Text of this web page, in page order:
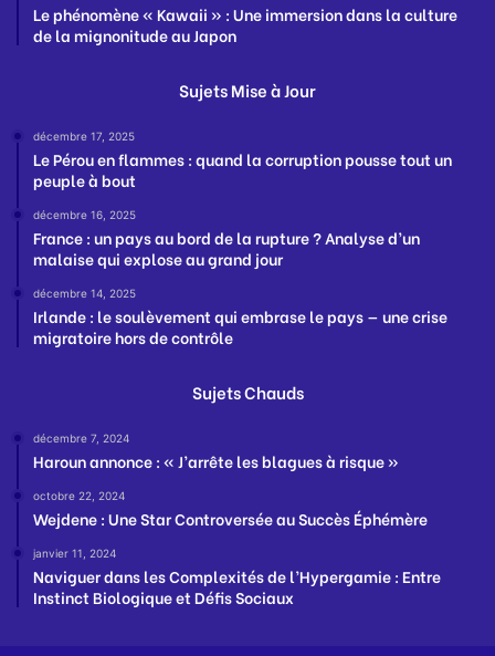
Le phénomène « Kawaii » : Une immersion dans la culture
de la mignonitude au Japon
Sujets Mise à Jour
décembre 17, 2025
Le Pérou en flammes : quand la corruption pousse tout un
peuple à bout
décembre 16, 2025
France : un pays au bord de la rupture ? Analyse d’un
malaise qui explose au grand jour
décembre 14, 2025
Irlande : le soulèvement qui embrase le pays — une crise
migratoire hors de contrôle
Sujets Chauds
décembre 7, 2024
Haroun annonce : « J’arrête les blagues à risque »
octobre 22, 2024
Wejdene : Une Star Controversée au Succès Éphémère
janvier 11, 2024
Naviguer dans les Complexités de l’Hypergamie : Entre
Instinct Biologique et Défis Sociaux